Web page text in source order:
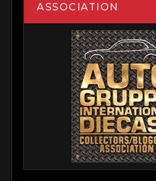
ASSOCIATION